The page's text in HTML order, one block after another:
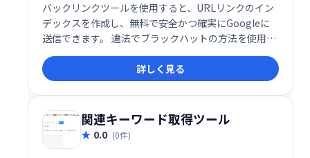
バックリンクツールを使用すると、URLリンクのイン
デックスを作成し、無料で安全かつ確実にGoogleに
送信できます。 違法でブラックハットの方法を使用す
る必要はありません。 ここでは、SEOとホワイトハッ
ト法に準拠した方法を使用します。
詳しく見る
関連キーワード取得ツール
0.0 (0件)